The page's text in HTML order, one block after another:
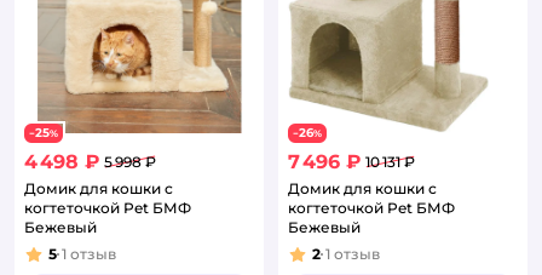
−25%
4 498 ₽ 5 998 ₽
Домик для кошки с
когтеточкой Pet БМФ
Бежевый
Рейтинг:
5 1 отзыв
−26%
7 496 ₽ 10 131 ₽
Домик для кошки с
когтеточкой Pet БМФ
Бежевый
Рейтинг:
2 1 отзыв